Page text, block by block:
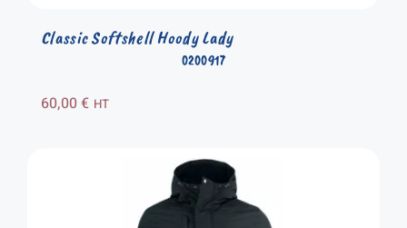
0200917
Classic Softshell Hoody Lady
60,00€ HT